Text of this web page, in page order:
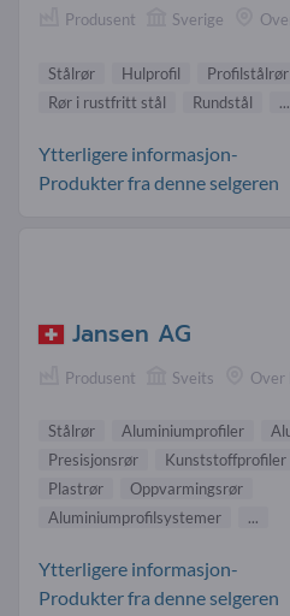
Produsent Sverige
Stålrør Hulprofil Profilstålrør
Rør i rustfritt stål
Rundstål ...
Ytterligere informasjon-
Produkter fra denne selgeren
Jansen AG
Produsent Sveits Over
Stålrør Aluminiumprofiler
Presisjonsrør
Kunststoffprofiler
Plastrør
Oppvarmingsrør
Aluminiumprofilsystemer
...
Ytterligere informasjon-
Produkter fra denne selgeren